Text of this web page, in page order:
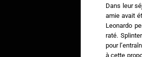
Dans leur
amie avait
Leonardo
raté.
pour
à cette